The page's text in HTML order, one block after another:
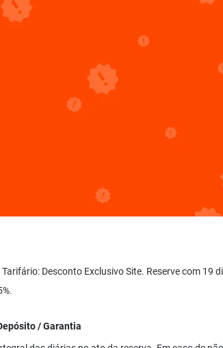
Desconto Exclusivo Site. Reserve com 19
/ Garantia